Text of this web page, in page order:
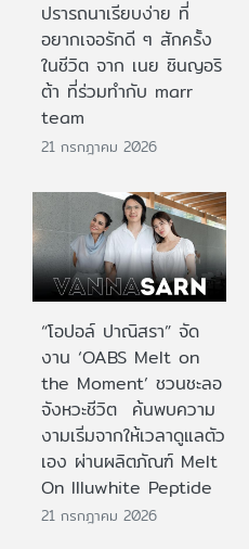
ปรารถนาเรียบง่าย ที่
อยากเจอรักดี ๆ สักครั้ง
ในชีวิต จาก เนย ซินญอริ
ต้า ที่ร่วมทำกับ marr
team
21 กรกฎาคม 2026
“โอปอล์ ปาณิสรา” จัด
งาน ‘OABS Melt on
the Moment’ ชวนชะลอ
จังหวะชีวิต ค้นพบความ
งามเริ่มจากให้เวลาดูแลตัว
เอง ผ่านผลิตภัณฑ์ Melt
On Illuwhite Peptide
21 กรกฎาคม 2026